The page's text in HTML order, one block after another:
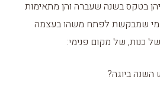
בטקס בשנה שעברה והן מתאימות
מי שמבקשת לפתח משהו בעצמה
כנות, של מקום פנימי:
השנה ביוגה?